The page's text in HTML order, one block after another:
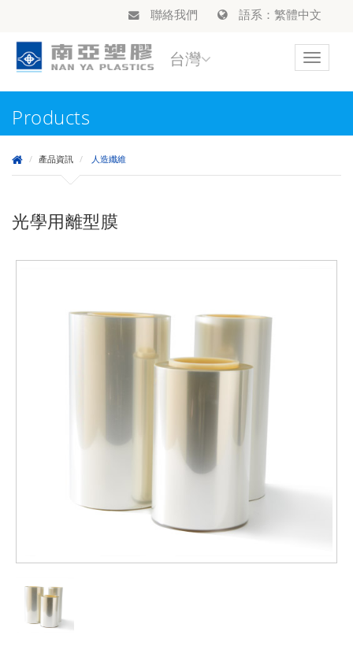
聯絡我們 語系：繁體中文
Toggle
台灣
Products
產品資訊 人造纖維
光學用離型膜